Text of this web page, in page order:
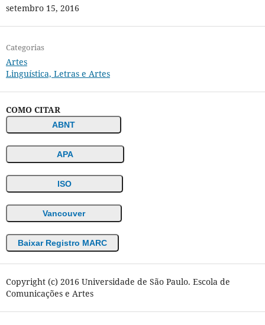
setembro 15, 2016
Categorias
Artes
Linguística, Letras e Artes
COMO CITAR
ABNT
APA
ISO
Vancouver
Baixar Registro MARC
Copyright (c) 2016 Universidade de São Paulo. Escola de
Comunicações e Artes